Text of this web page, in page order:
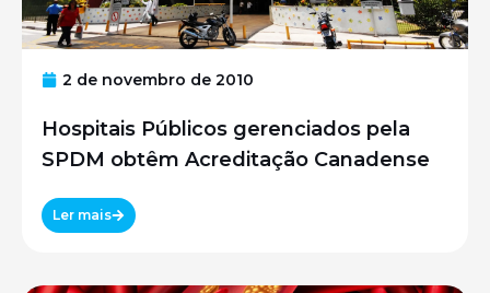
2 de novembro de 2010
Hospitais Públicos gerenciados pela
SPDM obtêm Acreditação Canadense
Ler mais